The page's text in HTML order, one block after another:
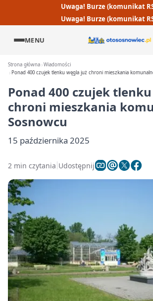
Uwaga! Burze (komunikat
Uwaga! Burze (komunikat
MENU
Strona główna Wiadomości
Ponad 400 czujek tlenku węgla już chroni mieszkania
Ponad 400 czujek
chroni mieszkania
Sosnowcu
15 października 2025
2 min czytania Udostępnij